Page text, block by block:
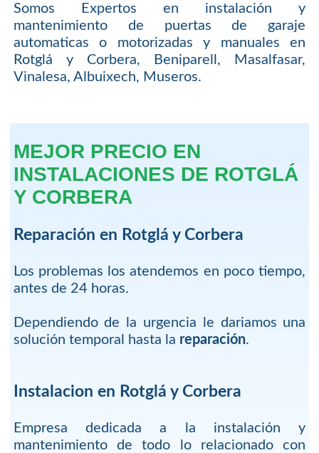
Somos Expertos en instalación y
mantenimiento de puertas de garaje
automaticas o motorizadas y manuales en
Rotglá y Corbera, Beniparell, Masalfasar,
Vinalesa, Albuixech, Museros.
MEJOR PRECIO EN
INSTALACIONES DE ROTGLÁ
Y CORBERA
Reparación en Rotglá y Corbera
Los problemas los atendemos en poco tiempo,
antes de 24 horas.
Dependiendo de la urgencia le dariamos una
solución temporal hasta la reparación.
Instalacion en Rotglá y Corbera
Empresa dedicada a la instalación y
mantenimiento de todo lo relacionado con